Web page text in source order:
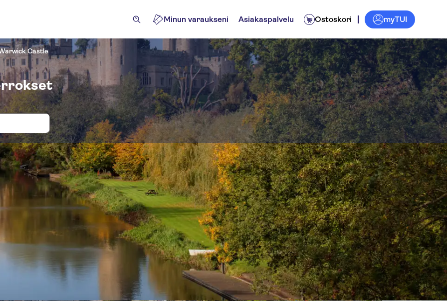
Minun varaukseni Asiakaspalvelu Ostoskori myTUI
Castle
ja liput paikkaan Warwick Castle
Aktiviteetit Nähtävyydet ja opastetut retket
Lajittele: